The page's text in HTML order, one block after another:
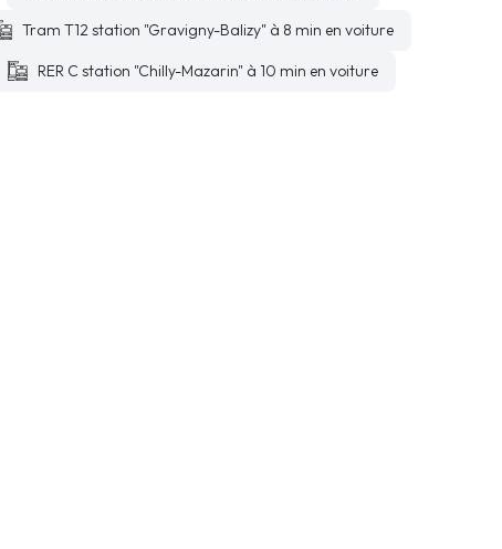
Tram T12 station "Gravigny-Balizy" à 8 min en voiture
RER C station "Chilly-Mazarin" à 10 min en voiture